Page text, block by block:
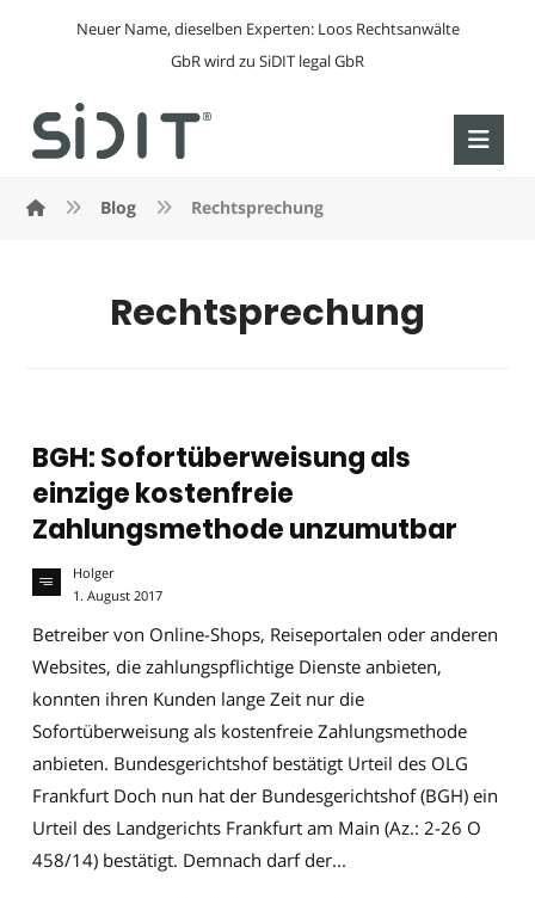
Neuer Name, dieselben Experten: Loos Rechtsanwälte
GbR wird zu SiDIT legal GbR
Blog Rechtsprechung
Rechtsprechung
BGH: Sofortüberweisung als
einzige kostenfreie
Zahlungsmethode unzumutbar
Holger
1. August 2017
Betreiber von Online-Shops, Reiseportalen oder anderen
Websites, die zahlungspflichtige Dienste anbieten,
konnten ihren Kunden lange Zeit nur die
Sofortüberweisung als kostenfreie Zahlungsmethode
anbieten. Bundesgerichtshof bestätigt Urteil des OLG
Frankfurt Doch nun hat der Bundesgerichtshof (BGH) ein
Urteil des Landgerichts Frankfurt am Main (Az.: 2-26 O
458/14) bestätigt. Demnach darf der...